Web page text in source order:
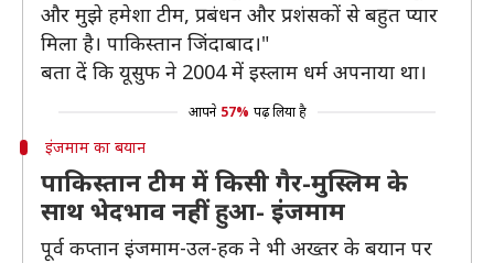
और मुझे हमेशा टीम, प्रबंधन और प्रशंसकों से बहुत प्यार
मिला है। पाकिस्तान जिंदाबाद।"
बता दें कि यूसुफ ने 2004 में इस्लाम धर्म अपनाया था।
आपने 57% पढ़ लिया है
इंजमाम का बयान
पाकिस्तान टीम में किसी गैर-मुस्लिम के
साथ भेदभाव नहीं हुआ- इंजमाम
पूर्व कप्तान इंजमाम-उल-हक ने भी अख्तर के बयान पर